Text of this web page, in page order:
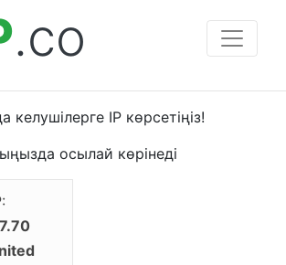
.co
келушілерге IP көрсетіңіз!
осылай көрінеді